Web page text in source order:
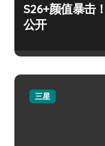
S26+颜值暴击
公开
三星